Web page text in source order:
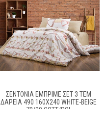
ΣΕΝΤΌΝΙΑ ΕΜΠΡΙΜΈ ΣΕΤ 3 ΤΕΜ
ΔΑΡΕΊΑ 490 160X240 WHITE-BEIGE
70/30 COTT/POL